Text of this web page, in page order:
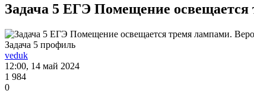
Задача 5 ЕГЭ Помещение освещается
Задача 5 профиль
veduk
12:00, 14 май 2024
1 984
0